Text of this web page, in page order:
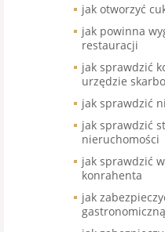
jak otworzyć
jak powinna
restauracji
jak sprawdzić
urzędzie
jak sprawdzić
jak sprawdzić
nieruchomości
jak sprawdzić
konrahenta
jak
gastronomiczną